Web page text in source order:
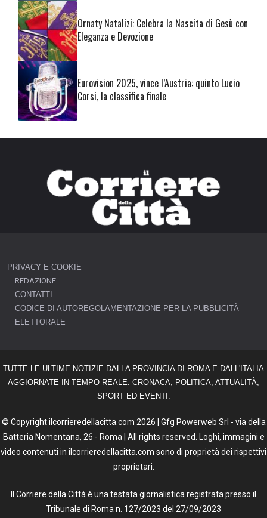
Ornaty Natalizi: Celebra la Nascita di Gesù con
Eleganza e Devozione
Eurovision 2025, vince l’Austria: quinto Lucio
Corsi, la classifica finale
PRIVACY E COOKIE
REDAZIONE
CONTATTI
CODICE DI AUTOREGOLAMENTAZIONE PER LA PUBBLICITÀ
ELETTORALE
TUTTE LE ULTIME NOTIZIE DALLA PROVINCIA DI ROMA E DALL'ITALIA
AGGIORNATE IN TEMPO REALE: CRONACA, POLITICA, ATTUALITÀ,
SPORT ED EVENTI.
© Copyright ilcorrieredellacitta.com 2026 | Gfg Powerweb Srl - via della
Batteria Nomentana, 26 - Roma | All rights reserved. Loghi, immagini e
video contenuti in ilcorrieredellacitta.com sono di proprietà dei rispettivi
proprietari.
Il Corriere della Città è una testata giornalistica registrata presso il
Tribunale di Roma n. 127/2023 del 27/09/2023